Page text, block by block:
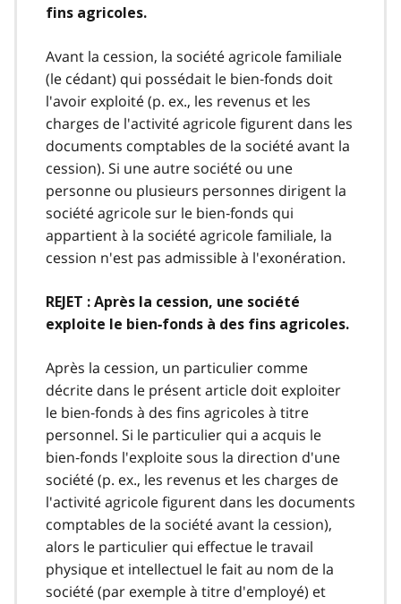
fins agricoles.
Avant la cession, la société agricole familiale
(le cédant) qui possédait le bien‑fonds doit
l'avoir exploité (p. ex., les revenus et les
charges de l'activité agricole figurent dans les
documents comptables de la société avant la
cession). Si une autre société ou une
personne ou plusieurs personnes dirigent la
société agricole sur le bien‑fonds qui
appartient à la société agricole familiale, la
cession n'est pas admissible à l'exonération.
REJET : Après la cession, une société
exploite le bien‑fonds à des fins agricoles.
Après la cession, un particulier comme
décrite dans le présent article doit exploiter
le bien‑fonds à des fins agricoles à titre
personnel. Si le particulier qui a acquis le
bien‑fonds l'exploite sous la direction d'une
société (p. ex., les revenus et les charges de
l'activité agricole figurent dans les documents
comptables de la société avant la cession),
alors le particulier qui effectue le travail
physique et intellectuel le fait au nom de la
société (par exemple à titre d'employé) et